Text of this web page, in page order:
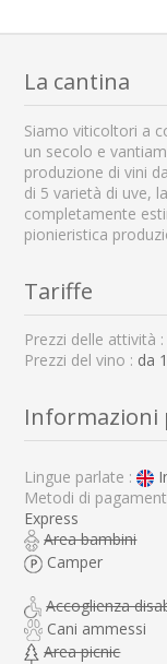
La cantina
Siamo viticoltori a
un secolo e
produzione di vini
di 5 varietà di uve,
completamente
pionieristica
Tariffe
Prezzi delle attività :
Prezzi del vino : da
Informazioni
Lingue parlate :
Metodi di
Express
Area bambini
Camper
Accoglienza
Cani ammessi
Area picnic